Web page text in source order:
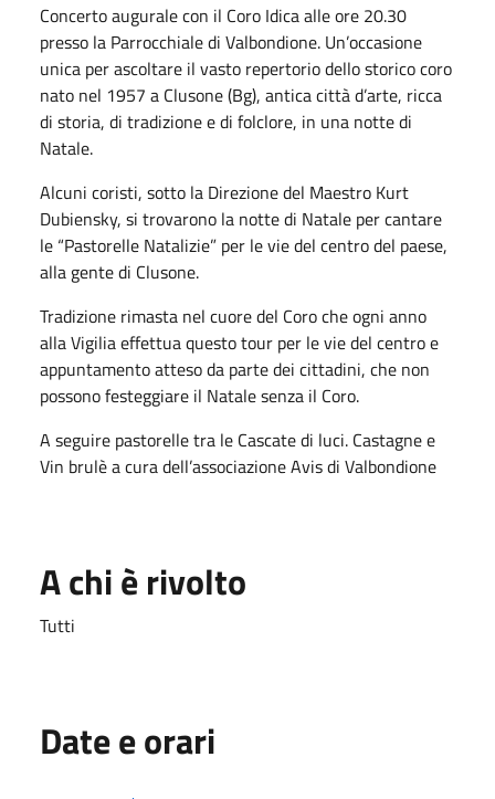
Concerto augurale con il Coro Idica alle ore 20.30
presso la Parrocchiale di Valbondione. Un’occasione
unica per ascoltare il vasto repertorio dello storico coro
nato nel 1957 a Clusone (Bg), antica città d’arte, ricca
di storia, di tradizione e di folclore, in una notte di
Natale.
Alcuni coristi, sotto la Direzione del Maestro Kurt
Dubiensky, si trovarono la notte di Natale per cantare
le “Pastorelle Natalizie” per le vie del centro del paese,
alla gente di Clusone.
Tradizione rimasta nel cuore del Coro che ogni anno
alla Vigilia effettua questo tour per le vie del centro e
appuntamento atteso da parte dei cittadini, che non
possono festeggiare il Natale senza il Coro.
A seguire pastorelle tra le Cascate di luci. Castagne e
Vin brulè a cura dell’associazione Avis di Valbondione
A chi è rivolto
Tutti
Date e orari